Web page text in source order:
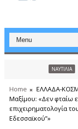
Β.
Home ΕΛΛΑΔΑ-
Μαξίμου: «Δεν φταίω
επιχειρηματολογία
Εδεσσαϊκού”»